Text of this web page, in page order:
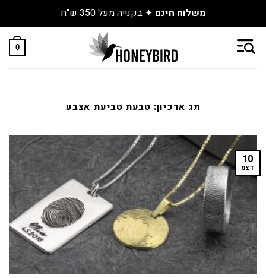
משלוח חינם ✦ בקנייה מעל 350 ש"ח
0
תג ארכיון: טבעת טביעת אצבע
10
דצמ